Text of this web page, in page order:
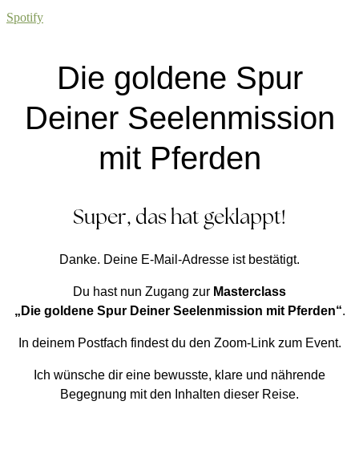
Spotify
Die goldene Spur
Deiner Seelenmission
mit Pferden
Super, das hat geklappt!
Danke. Deine E-Mail-Adresse ist bestätigt.
Du hast nun Zugang zur Masterclass
„Die goldene Spur Deiner Seelenmission mit Pferden“.
In deinem Postfach findest du den Zoom-Link zum Event.
Ich wünsche dir eine bewusste, klare und nährende
Begegnung mit den Inhalten dieser Reise.